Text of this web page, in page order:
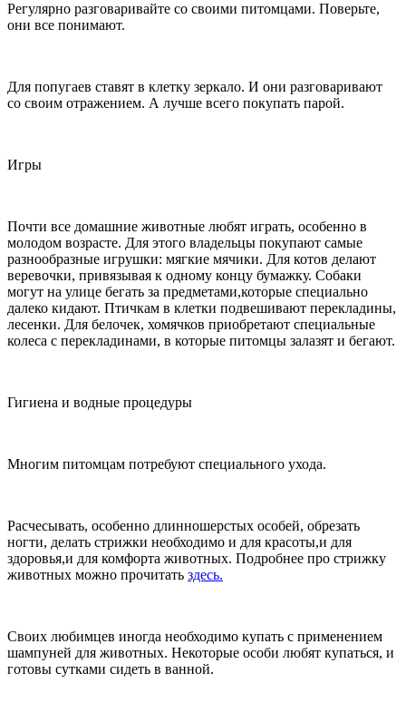
Регулярно разговаривайте со своими питомцами. Поверьте,
они все понимают.
Для попугаев ставят в клетку зеркало. И они разговаривают
со своим отражением. А лучше всего покупать парой.
Игры
Почти все домашние животные любят играть, особенно в
молодом возрасте. Для этого владельцы покупают самые
разнообразные игрушки: мягкие мячики. Для котов делают
веревочки, привязывая к одному концу бумажку. Собаки
могут на улице бегать за предметами,которые специально
далеко кидают. Птичкам в клетки подвешивают перекладины,
лесенки. Для белочек, хомячков приобретают специальные
колеса с перекладинами, в которые питомцы залазят и бегают.
Гигиена и водные процедуры
Многим питомцам потребуют специального ухода.
Расчесывать, особенно длинношерстых особей, обрезать
ногти, делать стрижки необходимо и для красоты,и для
здоровья,и для комфорта животных. Подробнее про стрижку
животных можно прочитать здесь.
Своих любимцев иногда необходимо купать с применением
шампуней для животных. Некоторые особи любят купаться, и
готовы сутками сидеть в ванной.